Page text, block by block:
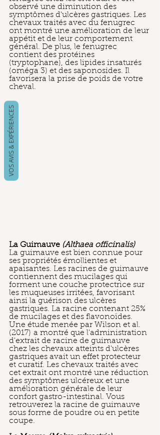
observé une diminution des
symptômes d'ulcères gastriques. Les
chevaux traités avec du fenugrec
ont montré une amélioration de leur
appétit et de leur comportement
général. De plus, le fenugrec
contient des protéines
(tryptophane), des lipides insaturés
(oméga 3) et des saponosides. Il
favorisera la prise de poids de votre
cheval.
La Guimauve (Althaea officinalis)
La guimauve est bien connue pour
ses propriétés émollientes et
apaisantes. Les racines de guimauve
contiennent des mucilages qui
forment une couche protectrice sur
les muqueuses irritées, favorisant
ainsi la guérison des ulcères
gastriques. La racine contenant 25%
de mucilages et des flavonoïdes.
Une étude menée par Wilson et al.
(2017) a montré que l'administration
d'extrait de racine de guimauve
chez les chevaux atteints d'ulcères
gastriques avait un effet protecteur
et curatif. Les chevaux traités avec
cet extrait ont montré une réduction
des symptômes ulcéreux et une
amélioration générale de leur
confort gastro-intestinal. Vous
retrouverez la racine de guimauve
sous forme de poudre ou en petite
coupe.
VOS AVIS & EXPÉRIENCES